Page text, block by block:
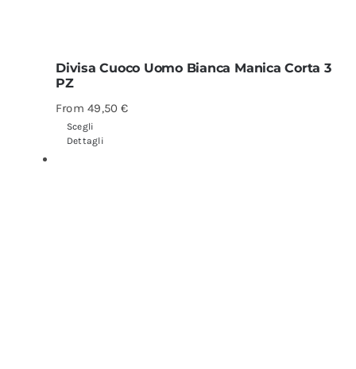
Divisa Cuoco Uomo Bianca Manica Corta 3
PZ
From49,50€
Scegli
Dettagli